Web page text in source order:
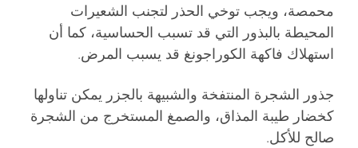
محمصة، ويجب توخي الحذر لتجنب الشعيرات
المحيطة بالبذور التي قد تسبب الحساسية، كما أن
استهلاك فاكهة الكوراجونغ قد يسبب المرض.
جذور الشجرة المنتفخة والشبيهة بالجزر يمكن تناولها
كخضار طيبة المذاق، والصمغ المستخرج من الشجرة
صالح للأكل.